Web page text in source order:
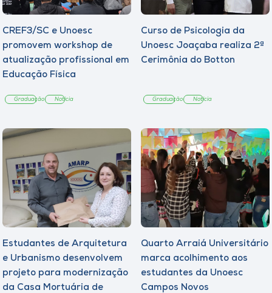
CREF3/SC e Unoesc
promovem workshop de
atualização profissional em
Educação Física
Graduação Notícia
Curso de Psicologia da
Unoesc Joaçaba realiza 2ª
Cerimônia do Botton
Graduação Notícia
Estudantes de Arquitetura
e Urbanismo desenvolvem
projeto para modernização
da Casa Mortuária de
Quarto Arraiá Universitário
marca acolhimento aos
estudantes da Unoesc
Campos Novos